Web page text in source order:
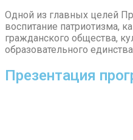
Одной из главных целей
воспитание патриотизма,
гражданского общества,
образовательного
Презентация